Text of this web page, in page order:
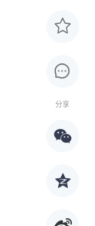
分享